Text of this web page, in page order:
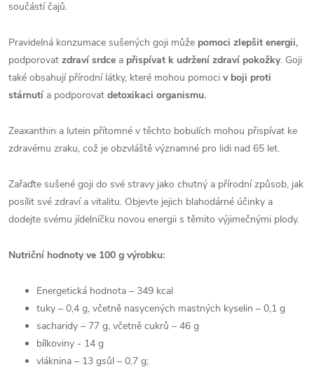
součástí čajů.
Pravidelná konzumace sušených goji může pomoci zlepšit energii,
podporovat zdraví srdce a přispívat k udržení zdraví pokožky. Goji
také obsahují přírodní látky, které mohou pomoci v boji proti
stárnutí a podporovat detoxikaci organismu.
Zeaxanthin a lutein přítomné v těchto bobulích mohou přispívat ke
zdravému zraku, což je obzvláště významné pro lidi nad 65 let.
Zařaďte sušené goji do své stravy jako chutný a přírodní způsob, jak
posílit své zdraví a vitalitu. Objevte jejich blahodárné účinky a
dodejte svému jídelníčku novou energii s těmito výjimečnými plody.
Nutriční hodnoty ve 100 g výrobku:
Energetická hodnota – 349 kcal
tuky – 0,4 g, včetně nasycených mastných kyselin – 0,1 g
sacharidy – 77 g, včetně cukrů – 46 g
bílkoviny - 14 g
vláknina – 13 gsůl – 0,7 g;